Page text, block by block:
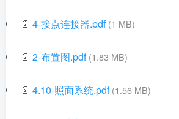
📄 4-接点连接器.pdf (1 MB)
📄 2-布置图.pdf (1.83 MB)
📄 4.10-照面系统.pdf (1.56 MB)